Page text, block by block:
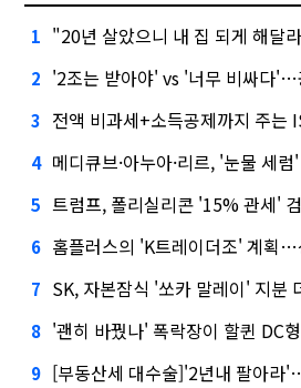
1 "20년 살았으니 내 집 되게 해달
2 '2조는 받아야' vs '너무 비싸다'…
3 전액 비과세+소득공제까지 주는
4 메디큐브·아누아·리르, '눈물 세
5 트럼프, 폴리실리콘 '15% 관세' 검토…
6 홈플러스의 'K트레이더조' 계획
7 SK, 자본잠식 '쏘카 말레이' 지분
8 '괜히 바꿨나' 폭락장이 할퀸 DC형
9 [부동산세 대수술]'2년내 팔아라